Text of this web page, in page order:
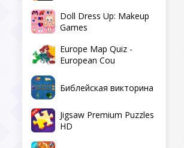
Doll Dress Up: Makeup
Games
Europe Map Quiz -
European Cou
Библейская викторина
Jigsaw Premium Puzzles
HD